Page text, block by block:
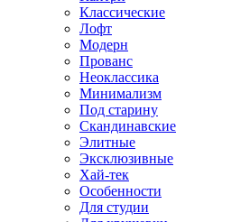
Классические
Лофт
Модерн
Прованс
Неоклассика
Минимализм
Под старину
Скандинавские
Элитные
Эксклюзивные
Хай-тек
Особенности
Для студии